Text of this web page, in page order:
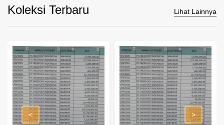
Koleksi Terbaru Lihat Lainnya
< >